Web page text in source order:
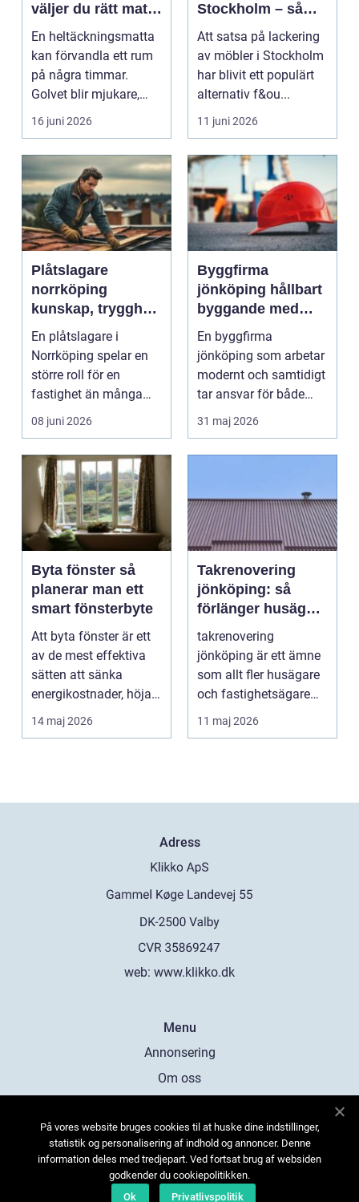
väljer du rätt matta
till hem och kontor
En heltäckningsmatta
kan förvandla ett rum
på några timmar.
Golvet blir mjukare,
ljudnivån sjunker o...
16 juni 2026
Stockholm – så
förnyar du hemmet
med professionell
möbellackering
Att satsa på lackering
av möbler i Stockholm
har blivit ett populärt
alternativ f&ou...
11 juni 2026
Plåtslagare
norrköping
kunskap, trygghet
och hållbara
taklösningar
En plåtslagare i
Norrköping spelar en
större roll för en
fastighet än många
tänker på. Rätt
utformad...
08 juni 2026
Byggfirma
jönköping hållbart
byggande med
fokus på trä
En byggfirma
jönköping som arbetar
modernt och samtidigt
tar ansvar för både
människa och miljö
behö...
31 maj 2026
Byta fönster så
planerar man ett
smart fönsterbyte
Att byta fönster är ett
av de mest effektiva
sätten att sänka
energikostnader, höja
komforten och ge...
14 maj 2026
Takrenovering
jönköping: så
förlänger husägare
livslängden på
sina tak
takrenovering
jönköping är ett ämne
som allt fler husägare
och fastighetsägare
intresserar sig för n...
11 maj 2026
Adress
web: www.klikko.dk
Menu
Annonsering
Om oss
Kontakta oss
Sitemap
På vores website bruges cookies til at huske dine indstillinger,
statistik og personalisering af indhold og annoncer. Denne
information deles med tredjepart. Ved fortsat brug af websiden
godkender du cookiepolitikken.
Ok
Privatlivspolitik